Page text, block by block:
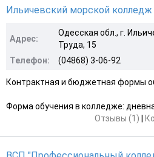
Ильичевский морской
Адрес:
Одесская обл., г.
Труда, 15
Телефон:
(04868) 3-06-92
Контрактная и бюджетная формы
Форма обучения в колледже:
Отзывы (1)